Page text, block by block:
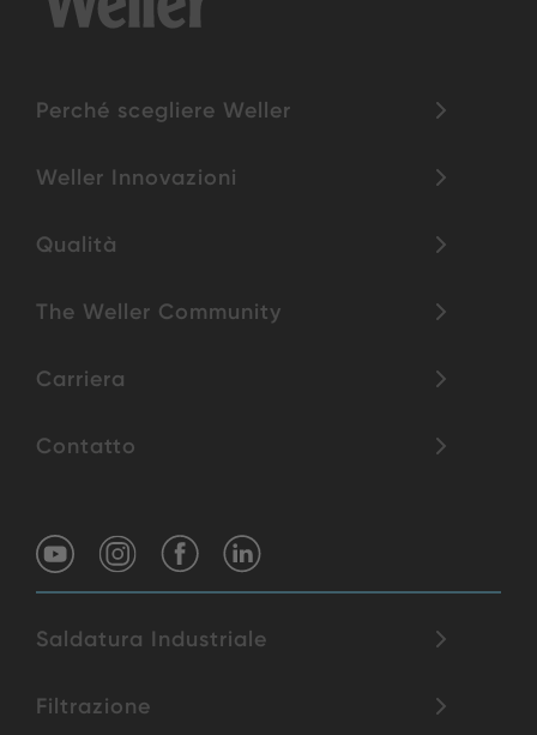
Perché scegliere Weller
Weller Innovazioni
Qualità
The Weller Community
Carriera
Contatto
Saldatura Industriale
Filtrazione